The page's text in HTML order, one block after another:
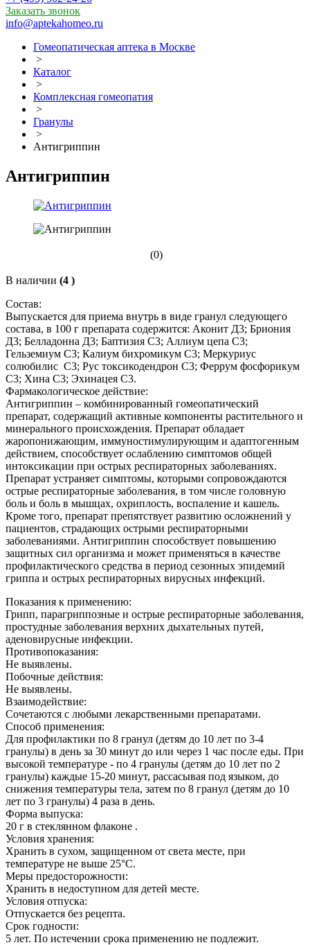
Заказать звонок
info@aptekahomeo.ru
Гомеопатическая аптека в Москве
>
Каталог
>
Комплексная гомеопатия
>
Гранулы
>
Антигриппин
Антигриппин
(0)
В наличии (4 )
Состав:
Выпускается для приема внутрь в виде гранул следующего
состава, в 100 г препарата содержится: Аконит Д3; Бриония
Д3; Белладонна Д3; Баптизия С3; Аллиум цепа С3;
Гельземиум С3; Калиум бихромикум С3; Меркуриус
солюбилис С3; Рус токсикодендрон С3; Феррум фосфорикум
С3; Хина С3; Эхинацея С3.
Фармакологическое действие:
Антигриппин – комбинированный гомеопатический
препарат, содержащий активные компоненты растительного и
минерального происхождения. Препарат обладает
жаропонижающим, иммуностимулирующим и адаптогенным
действием, способствует ослаблению симптомов общей
интоксикации при острых респираторных заболеваниях.
Препарат устраняет симптомы, которыми сопровождаются
острые респираторные заболевания, в том числе головную
боль и боль в мышцах, охриплость, воспаление и кашель.
Кроме того, препарат препятствует развитию осложнений у
пациентов, страдающих острыми респираторными
заболеваниями. Антигриппин способствует повышению
защитных сил организма и может применяться в качестве
профилактического средства в период сезонных эпидемий
гриппа и острых респираторных вирусных инфекций.
Показания к применению:
Грипп, парагриппозные и острые респираторные заболевания,
простудные заболевания верхних дыхательных путей,
аденовирусные инфекции.
Противопоказания:
Не выявлены.
Побочные действия:
Не выявлены.
Взаимодействие:
Сочетаются с любыми лекарственными препаратами.
Способ применения:
Для профилактики по 8 гранул (детям до 10 лет по 3-4
гранулы) в день за 30 минут до или через 1 час после еды. При
высокой температуре - по 4 гранулы (детям до 10 лет по 2
гранулы) каждые 15-20 минут, рассасывая под языком, до
снижения температуры тела, затем по 8 гранул (детям до 10
лет по 3 гранулы) 4 раза в день.
Форма выпуска:
20 г в стеклянном флаконе .
Условия хранения:
Хранить в сухом, защищенном от света месте, при
температуре не выше 25°С.
Меры предосторожности:
Хранить в недоступном для детей месте.
Условия отпуска:
Отпускается без рецепта.
Срок годности:
5 лет. По истечении срока применению не подлежит.